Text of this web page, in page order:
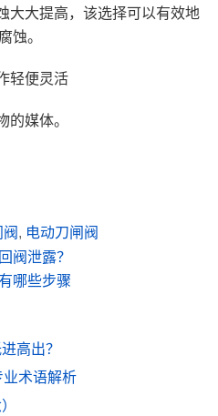
大大提高，该选择可以有效地
蚀。
轻便灵活
的媒体。
, 电动刀闸阀
阀泄露？
哪些步骤
高出？
术语解析